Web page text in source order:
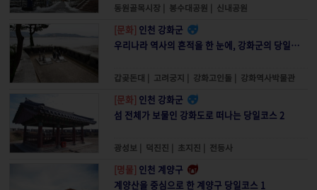
동원골목시장| 봉수대공원 | 신내공원
[문화] 인천 강화군
우리나라 역사의 흔적을 한 눈에, 강화군의 당일코스 1
갑곶돈대 | 고려궁지 | 강화고인돌 | 강화역사박물관
[문화] 인천 강화군
섬 전체가 보물인 강화도로 떠나는 당일코스 2
광성보 | 덕진진 | 초지진 | 전등사
[명물] 인천 계양구
계양산을 중심으로 한 계양구 당일코스 1